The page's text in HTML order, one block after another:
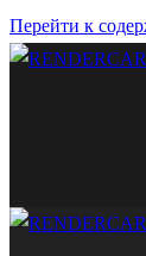
Перейти к